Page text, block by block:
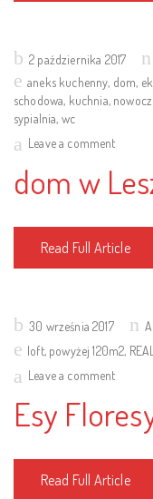
Posted
on
2 października 2017
aneks kuchenny, dom,
schodowa, kuchnia,
sypialnia, wc
Leave a comment
dom w
Read Full Article
Posted30 września 2017
loft, powyżej 120m2,
Leave a comment
Esy
Read Full Article